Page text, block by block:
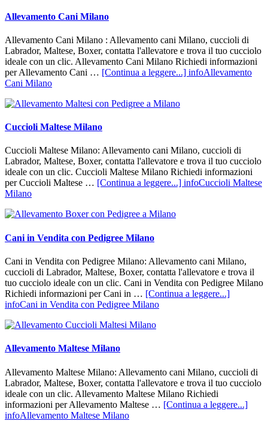
Allevamento Cani Milano
Allevamento Cani Milano : Allevamento cani Milano, cuccioli di
Labrador, Maltese, Boxer, contatta l'allevatore e trova il tuo cucciolo
ideale con un clic. Allevamento Cani Milano Richiedi informazioni
per Allevamento Cani … [Continua a leggere...] infoAllevamento
Cani Milano
Cuccioli Maltese Milano
Cuccioli Maltese Milano: Allevamento cani Milano, cuccioli di
Labrador, Maltese, Boxer, contatta l'allevatore e trova il tuo cucciolo
ideale con un clic. Cuccioli Maltese Milano Richiedi informazioni
per Cuccioli Maltese … [Continua a leggere...] infoCuccioli Maltese
Milano
Cani in Vendita con Pedigree Milano
Cani in Vendita con Pedigree Milano: Allevamento cani Milano,
cuccioli di Labrador, Maltese, Boxer, contatta l'allevatore e trova il
tuo cucciolo ideale con un clic. Cani in Vendita con Pedigree Milano
Richiedi informazioni per Cani in … [Continua a leggere...]
infoCani in Vendita con Pedigree Milano
Allevamento Maltese Milano
Allevamento Maltese Milano: Allevamento cani Milano, cuccioli di
Labrador, Maltese, Boxer, contatta l'allevatore e trova il tuo cucciolo
ideale con un clic. Allevamento Maltese Milano Richiedi
informazioni per Allevamento Maltese … [Continua a leggere...]
infoAllevamento Maltese Milano